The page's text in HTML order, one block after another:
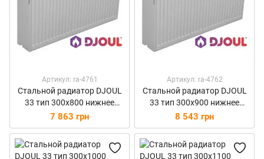
Артикул: ra-4761
Стальной радиатор DJOUL
33 тип 300х800 нижнее
подключение 1404 Вт
7 863 грн
Артикул: ra-4762
Стальной радиатор DJOUL
33 тип 300х900 нижнее
подключение 1579 Вт
8 543 грн